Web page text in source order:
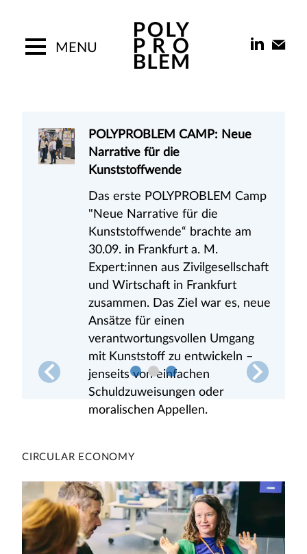
content
MENU
PREVIOUS
POLYPROBLEM-Camp 2026:
Wechsel-Geld.
Wer finanziert die
Wer finanziert die zirkuläre
Wende? Wie gelangt das Geld
dorthin, wo es wirklich gebraucht
wird? Über Geld spricht man
nicht? Wir schon. Und am
liebsten mit Euch.
POLYPROBLEM CAMP: Neue
Narrative für die
Kunststoffwende
Das erste POLYPROBLEM Camp
"Neue Narrative für die
Kunststoffwende“ brachte am
30.09. in Frankfurt a. M.
Expert:innen aus Zivilgesellschaft
und Wirtschaft in Frankfurt
zusammen. Das Ziel war es, neue
Ansätze für einen
verantwortungsvollen Umgang
mit Kunststoff zu entwickeln –
jenseits von einfachen
Schuldzuweisungen oder
moralischen Appellen.
POLYPROBLEM-Report Die Kluft
im Kopf
Der neue POLYPROBLEM-
Report Die Kluft im Kopf ist da!
Warum fällt es so schwer, den
eigenen Plastikkonsum zu
reduzieren – obwohl das Wissen
um die Folgen längst
angekommen ist? Warum bleiben
gute Vorsätze oft ohne Wirkung?
Für den neuen POLYPROBLEM
Themenreport haben wir den
Intention-Behavior Gap unter die
Lupe genommen.
CIRCULAR ECONOMY